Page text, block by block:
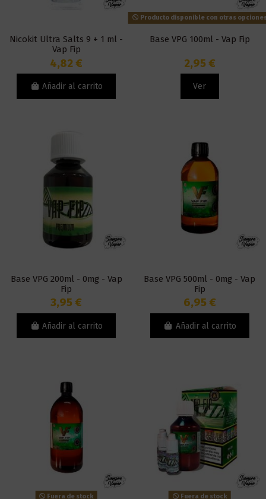
Nicokit Ultra Salts 9 + 1 ml -
Vap Fip
4,82 €
Añadir al carrito
Producto disponible con otras
Base VPG 100ml - Vap Fip
2,95 €
Ver
Base VPG 200ml - 0mg - Vap
Fip
3,95 €
Añadir al carrito
Base VPG 500ml - 0mg - Vap
Fip
6,95 €
Añadir al carrito
Fuera de stock Fuera de stock